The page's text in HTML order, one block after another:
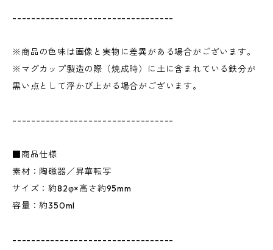
----------------------------------
※商品の色味は画像と実物に差異がある場合がございます。
※マグカップ製造の際（焼成時）に土に含まれている鉄分が
黒い点として浮かび上がる場合がございます。
----------------------------------
■商品仕様
素材：陶磁器／昇華転写
サイズ：約82φ×高さ約95mm
容量：約350ml
----------------------------------